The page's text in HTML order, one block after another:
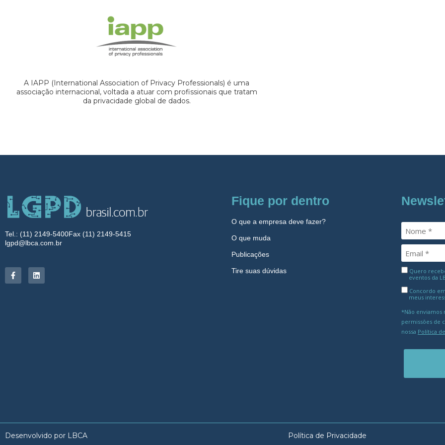
A IAPP (International Association of Privacy Professionals) é uma
associação internacional, voltada a atuar com profissionais que tratam
da privacidade global de dados.
Tel.: (11) 2149-5400Fax (11) 2149-5415
lgpd@lbca.com.br
Fique por dentro
O que a empresa deve fazer?
O que muda
Publicações
Tire suas dúvidas
Quero
eventos da
Concordo
meus
*Não enviamos
permissões de
nossa Política
Desenvolvido por LBCA Política de Privacidade